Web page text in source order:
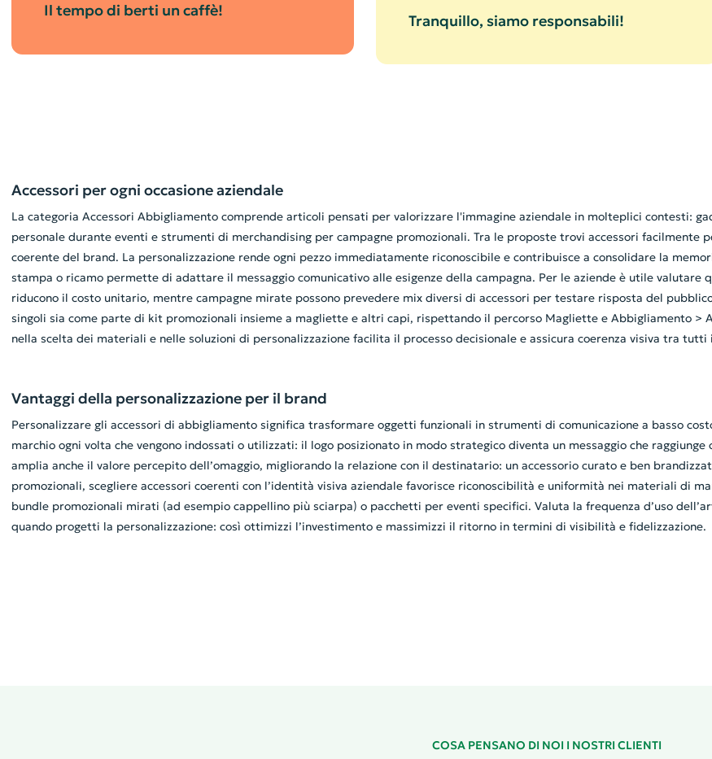
Il tempo di berti un caffè!
Tranquillo, siamo responsabili!
Accessori per ogni occasione aziendale
La categoria Accessori Abbigliamento comprende articoli pensati per valorizzare l'immagine aziendale in molteplici contesti:
personale durante eventi e strumenti di merchandising per campagne promozionali. Tra le proposte trovi accessori facilmente
coerente del brand. La personalizzazione rende ogni pezzo immediatamente riconoscibile e contribuisce a consolidare la
stampa o ricamo permette di adattare il messaggio comunicativo alle esigenze della campagna. Per le aziende è utile
riducono il costo unitario, mentre campagne mirate possono prevedere mix diversi di accessori per testare risposta del
singoli sia come parte di kit promozionali insieme a magliette e altri capi, rispettando il percorso Magliette e Abbigliamento >
nella scelta dei materiali e nelle soluzioni di personalizzazione facilita il processo decisionale e assicura coerenza visiva tra
Vantaggi della personalizzazione per il brand
Personalizzare gli accessori di abbigliamento significa trasformare oggetti funzionali in strumenti di comunicazione a basso
marchio ogni volta che vengono indossati o utilizzati: il logo posizionato in modo strategico diventa un messaggio che
amplia anche il valore percepito dell’omaggio, migliorando la relazione con il destinatario: un accessorio curato e ben
promozionali, scegliere accessori coerenti con l’identità visiva aziendale favorisce riconoscibilità e uniformità nei materiali di
bundle promozionali mirati (ad esempio cappellino più sciarpa) o pacchetti per eventi specifici. Valuta la frequenza d’uso
quando progetti la personalizzazione: così ottimizzi l’investimento e massimizzi il ritorno in termini di visibilità e fidelizzazione.
COSA PENSANO DI NOI I NOSTRI CLIENTI